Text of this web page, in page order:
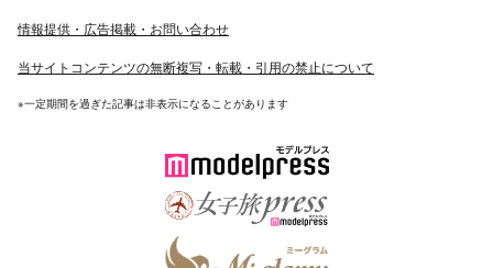
情報提供・広告掲載・お問い合わせ
当サイトコンテンツの無断複写・転載・引用の禁止について
※一定期間を過ぎた記事は非表示になることがあります